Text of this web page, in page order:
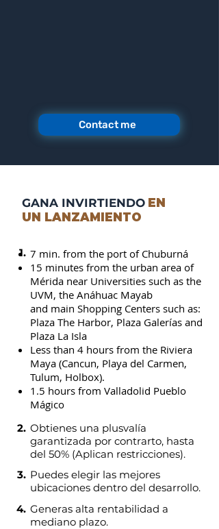
Contact me
GANA INVIRTIENDO EN
UN LANZAMIENTO
1. 7 min. from the port of Chuburná
15 minutes from the urban area of
Mérida near Universities such as the
UVM, the Anáhuac Mayab
and main Shopping Centers such as:
Plaza The Harbor, Plaza Galerías and
Plaza La Isla
Less than 4 hours from the Riviera
Maya (Cancun, Playa del Carmen,
Tulum, Holbox).
1.5 hours from Valladolid Pueblo
Mágico
2. Obtienes una plusvalía
garantizada por contrarto, hasta
del 50% (Aplican restricciones).
3. Puedes elegir las mejores
ubicaciones dentro del desarrollo.
4. Generas alta rentabilidad a
mediano plazo.